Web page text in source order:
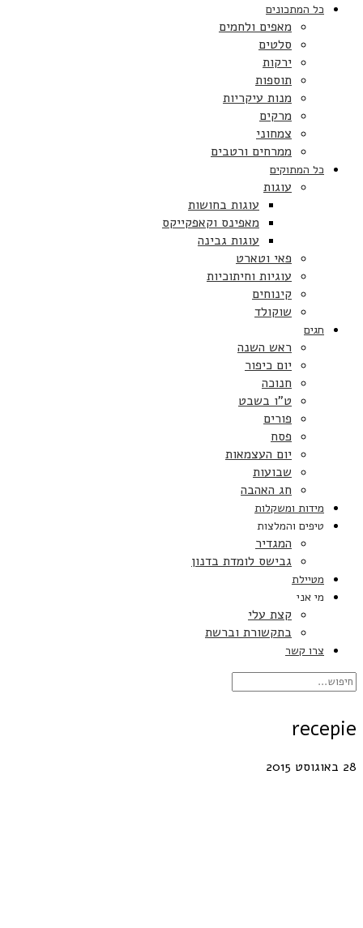
כל המתכונים
מאפים ולחמים
סלטים
ירקות
תוספות
מנות עיקריות
מרקים
צמחוני
ממרחים ורטבים
כל המתוקים
עוגות
עוגות בחושות
מאפינס וקאפקייקס
עוגות גבינה
פאי וטארט
עוגיות וחיתוכיות
קינוחים
שוקולד
חגים
ראש השנה
יום כיפור
חנוכה
ט”ו בשבט
פורים
פסח
יום העצמאות
שבועות
חג האהבה
מידות ומשקלות
טיפים והמלצות
המגדיר
גבישס לומדת בדנון
מטיילת
מי אני
קצת עלי
בתקשורת וברשת
צרו קשר
recepie
28 באוגוסט 2015